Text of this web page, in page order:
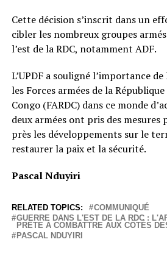
Cette décision s’inscrit dans un
cibler les nombreux groupes
l’est de la RDC, notamment ADF.
L’UPDF a souligné l’importance
les Forces armées de la
Congo (FARDC) dans ce monde
deux armées ont pris des mesures
près les développements sur le
restaurer la paix et la sécurité.
Pascal Nduyiri
RELATED TOPICS:
COMMUNIQUÉ
GUERRE DANS L'EST DE LA RDC :
PRÊTE À COMBATTRE AUX CÔTÉS
PASCAL NDUYIRI